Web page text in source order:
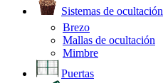
Sistemas de ocultación
Brezo
Mallas de ocultación
Mimbre
Puertas